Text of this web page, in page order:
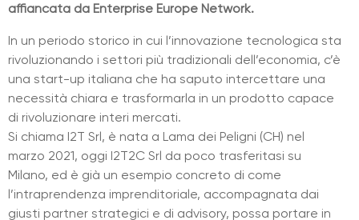
affiancata da Enterprise Europe Network.
In un periodo storico in cui l’innovazione tecnologica sta
rivoluzionando i settori più tradizionali dell’economia, c’è
una start-up italiana che ha saputo intercettare una
necessità chiara e trasformarla in un prodotto capace
di rivoluzionare interi mercati.
Si chiama I2T Srl, è nata a Lama dei Peligni (CH) nel
marzo 2021, oggi I2T2C Srl da poco trasferitasi su
Milano, ed è già un esempio concreto di come
l’intraprendenza imprenditoriale, accompagnata dai
giusti partner strategici e di advisory, possa portare in